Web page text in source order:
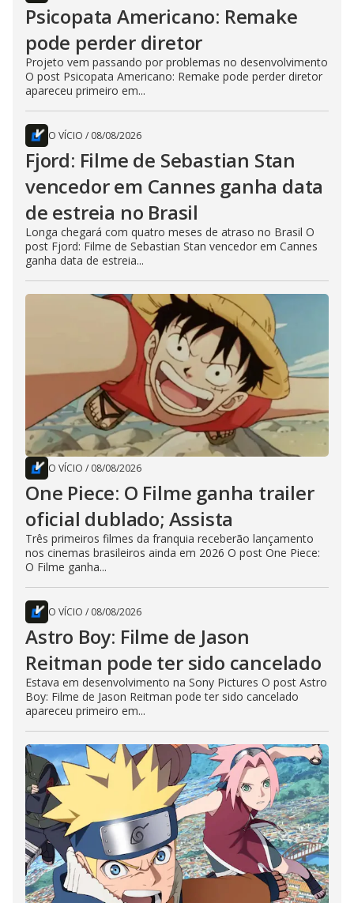
Psicopata Americano: Remake
pode perder diretor
Projeto vem passando por problemas no desenvolvimento
O post Psicopata Americano: Remake pode perder diretor
apareceu primeiro em...
O VÍCIO / 08/08/2026
Fjord: Filme de Sebastian Stan
vencedor em Cannes ganha data
de estreia no Brasil
Longa chegará com quatro meses de atraso no Brasil O
post Fjord: Filme de Sebastian Stan vencedor em Cannes
ganha data de estreia...
O VÍCIO / 08/08/2026
One Piece: O Filme ganha trailer
oficial dublado; Assista
Três primeiros filmes da franquia receberão lançamento
nos cinemas brasileiros ainda em 2026 O post One Piece:
O Filme ganha...
O VÍCIO / 08/08/2026
Astro Boy: Filme de Jason
Reitman pode ter sido cancelado
Estava em desenvolvimento na Sony Pictures O post Astro
Boy: Filme de Jason Reitman pode ter sido cancelado
apareceu primeiro em...